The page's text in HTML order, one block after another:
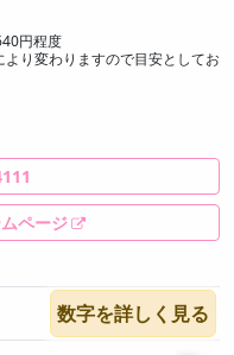
円程度
より変わりますので目安としてお
ページ
??
数字を詳しく見る